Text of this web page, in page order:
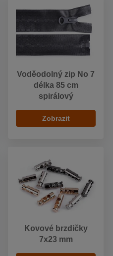
Voděodolný zip No 7
délka 85 cm
spirálový
Zobrazit
Kovové brzdičky
7x23 mm